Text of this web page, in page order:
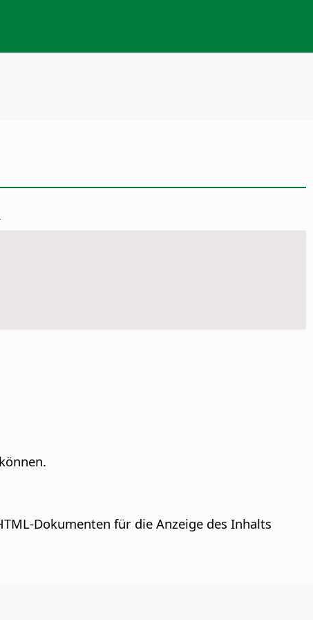
Dokumenten für die Anzeige des Inhalts